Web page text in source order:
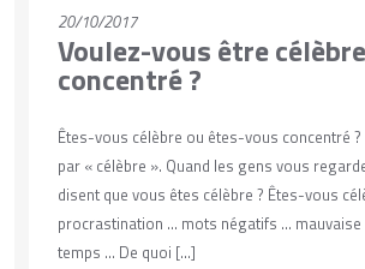
20/10/2017
Voulez-vous être
concentré ?
Êtes-vous célèbre ou êtes-vous concentré
par « célèbre ». Quand les gens vous
disent que vous êtes célèbre ? Êtes-vous
procrastination … mots négatifs …
temps … De quoi […]